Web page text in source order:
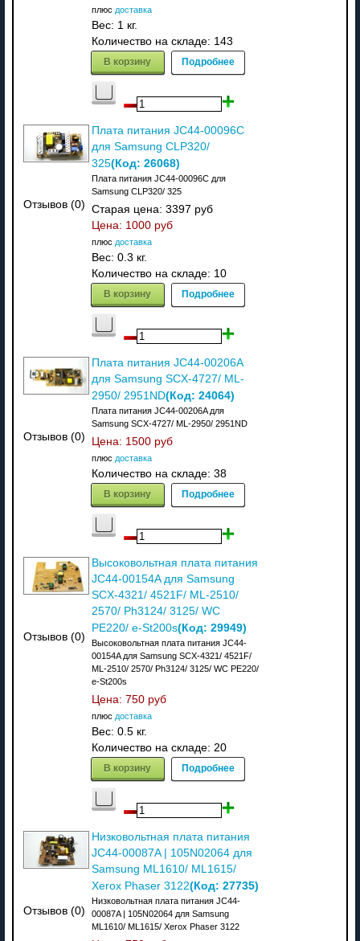
плюс доставка
Вес: 1 кг.
Количество на складе: 143
В корзину Подробнее
Отзывов (0)
Плата питания JC44-00096C
для Samsung CLP320/
325(Код: 26068)
Плата питания JC44-00096C для
Samsung CLP320/ 325
Старая цена: 3397 руб
Цена: 1000 руб
плюс доставка
Вес: 0.3 кг.
Количество на складе: 10
В корзину Подробнее
Отзывов (0)
Плата питания JC44-00206A
для Samsung SCX-4727/ ML-
2950/ 2951ND(Код: 24064)
Плата питания JC44-00206A для
Samsung SCX-4727/ ML-2950/ 2951ND
Цена: 1500 руб
плюс доставка
Количество на складе: 38
В корзину Подробнее
Отзывов (0)
Высоковольтная плата питания
JC44-00154A для Samsung
SCX-4321/ 4521F/ ML-2510/
2570/ Ph3124/ 3125/ WC
РE220/ e-St200s(Код: 29949)
Высоковольтная плата питания JC44-
00154A для Samsung SCX-4321/ 4521F/
ML-2510/ 2570/ Ph3124/ 3125/ WC РE220/
e-St200s
Цена: 750 руб
плюс доставка
Вес: 0.5 кг.
Количество на складе: 20
В корзину Подробнее
Отзывов (0)
Низковольтная плата питания
JC44-00087A | 105N02064 для
Samsung ML1610/ ML1615/
Xerox Phaser 3122(Код: 27735)
Низковольтная плата питания JC44-
00087A | 105N02064 для Samsung
ML1610/ ML1615/ Xerox Phaser 3122